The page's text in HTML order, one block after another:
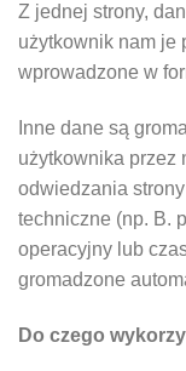
Z jednej strony,
użytkownik nam je
wprowadzone w
Inne dane są
użytkownika przez
odwiedzania
techniczne (np. B.
operacyjny lub
gromadzone
Do czego